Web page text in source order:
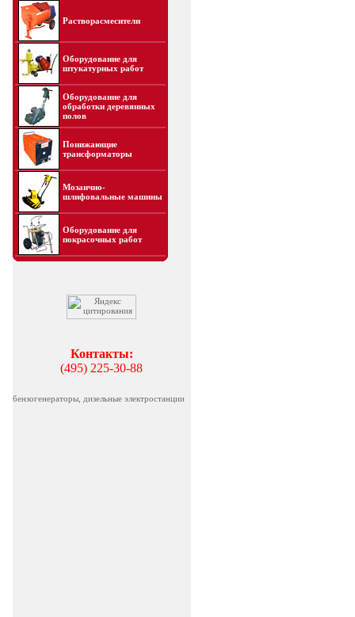
Растворасмесители
Оборудование для
штукатурных работ
Оборудование для
обработки деревянных
полов
Понижающие
трансформаторы
Мозаично-
шлифовальные машины
Оборудование для
покрасочных работ
Контакты:
(495) 225-30-88
бензогенераторы, дизельные электростанции